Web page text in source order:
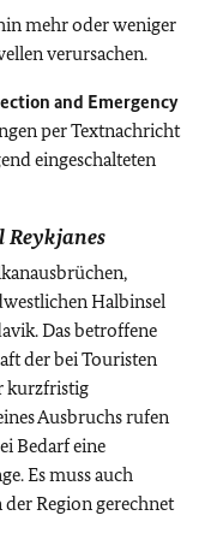
mehr oder weniger
verursachen.
and Emergency
per Textnachricht
eingeschalteten
Halbinsel
Das betroffene
der bei Touristen
kurzfristig
Ausbruchs rufen
Bedarf eine
.Es muss auch
Region gerechnet